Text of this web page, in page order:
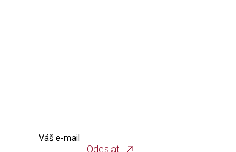
Váš e-mail
Odeslat